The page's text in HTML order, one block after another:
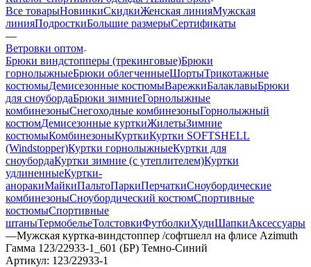
Все товарыНовинкиСкидкиЖенская линияМужская
линияПодросткиБольшие размерыСертификаты
—
Ветровки оптом
Брюки виндстопперы (трекинговые)Брюки
горнолыжныеБрюки облегченныеШортыТрикотажные
костюмыДемисезонные костюмыВарежкиБалаклавыБрюки
для сноубордаБрюки зимниеГорнолыжные
комбинезоныСнегоходные комбинезоныГорнолыжный
костюмДемисезонные курткиЖилетыЗимние
костюмыКомбинезоныКурткиКуртки SOFTSHELL
(Windstopper)Куртки горнолыжныеКуртки для
сноубордаКуртки зимние (с утеплителем)Куртки
удлиненныеКуртки-
аноракиМайкиПальтоПаркиПерчаткиСноубордические
комбинезоныСноубордический костюмСпортивные
костюмыСпортивные
штаныТермобельеТолстовкиФутболкиХудиШапкиАксессуары
—Мужская куртка-виндстоппер /софтшелл на флисе Azimuth
Гамма 123/22933-1_601 (БР) Темно-Синий
Артикул: 123/22933-1